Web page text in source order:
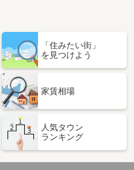
鹿市三日市町
市末広町
「住みたい街」
を見つけよう
家賃相場
人気タウン
ランキング